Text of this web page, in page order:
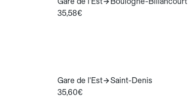
35,58€
Gare de l'Est
Saint-Denis
35,60€